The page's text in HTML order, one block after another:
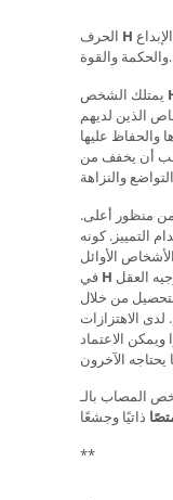
H
والحكمة والقوة.
والحفاظ عليها
أن يخفف من
منظور أعلى.
التمييز. كونه
الأوائل
H
من خلال
ويمكن الاعتماد
**